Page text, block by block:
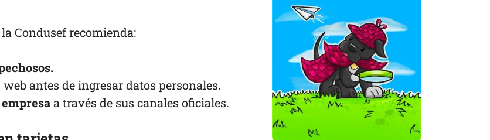
Condusef recomienda:
antes de ingresar datos personales.
a través de sus canales oficiales.